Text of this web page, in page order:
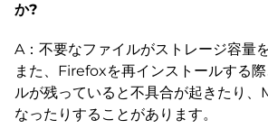
か?
A：不要なファイルがストレージ容量
また、Firefoxを再インストールする
ルが残っていると不具合が起きたり、
なったりすることがあります。